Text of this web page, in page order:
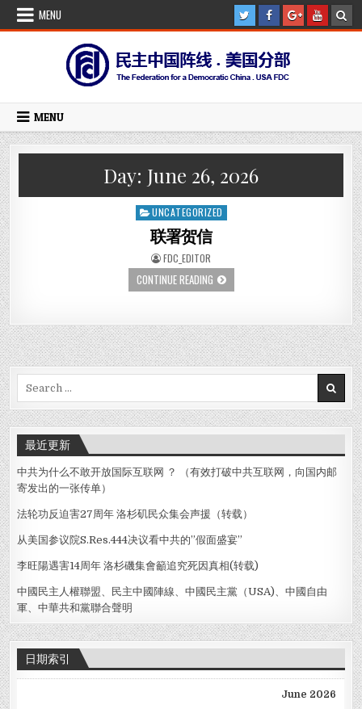
Skip
MENU
MENU
Day: June 26, 2026
Posted
UNCATEGORIZED
联署贺信
AUTHOR:
FDC_EDITOR
CONTINUE READING联
署
最近更新
中共为什么不敢开放国际互联网 ？ （有效打破中共互联网，向国内邮
寄发出的一张传单）
法轮功反迫害27周年 洛杉矶民众集会声援（转载）
从美国参议院S.Res.444决议看中共的”假面盛宴”
李旺陽遇害14周年 洛杉磯集會籲追究死因真相(转载)
中國民主人權聯盟、民主中國陣線、中國民主黨（USA)、中國自由
軍、中華共和黨聯合聲明
日期索引
June 2026